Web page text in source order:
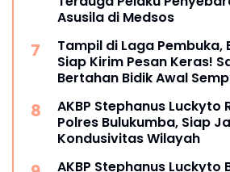
Asusila di Medsos
Tampil di Laga Pembuka,
Siap Kirim Pesan Keras!
Bertahan Bidik Awal
AKBP Stephanus Luckyto
Polres Bulukumba, Siap
Kondusivitas Wilayah
AKBP Stephanus Luckyto